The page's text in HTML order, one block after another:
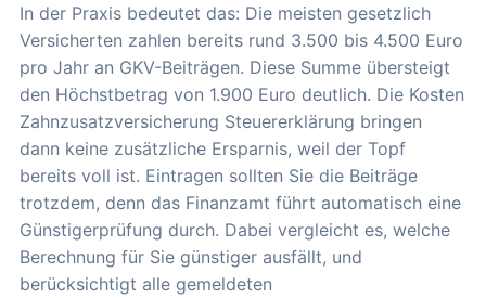
In der Praxis bedeutet das: Die meisten gesetzlich
Versicherten zahlen bereits rund 3.500 bis 4.500 Euro
pro Jahr an GKV-Beiträgen. Diese Summe übersteigt
den Höchstbetrag von 1.900 Euro deutlich. Die Kosten
Zahnzusatzversicherung Steuererklärung bringen
dann keine zusätzliche Ersparnis, weil der Topf
bereits voll ist. Eintragen sollten Sie die Beiträge
trotzdem, denn das Finanzamt führt automatisch eine
Günstigerprüfung durch. Dabei vergleicht es, welche
Berechnung für Sie günstiger ausfällt, und
berücksichtigt alle gemeldeten